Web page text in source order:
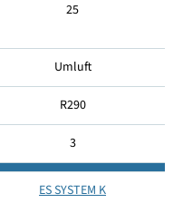
25
Umluft
R290
3
ES SYSTEM K